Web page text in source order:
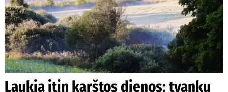
Laukia itin karštos dienos: tvanku